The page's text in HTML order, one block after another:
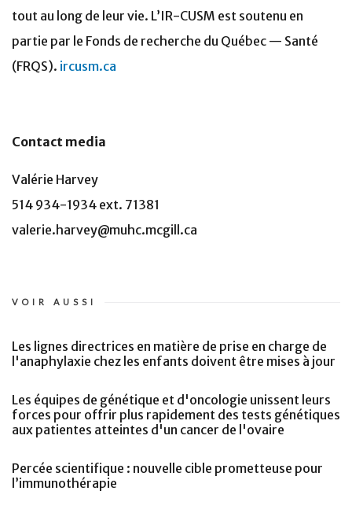
tout au long de leur vie. L’IR-CUSM est soutenu en
partie par le Fonds de recherche du Québec — Santé
(FRQS). ircusm.ca
Contact media
Valérie Harvey
514 934-1934 ext. 71381
valerie.harvey@muhc.mcgill.ca
VOIR AUSSI
Les lignes directrices en matière de prise en charge de
l'anaphylaxie chez les enfants doivent être mises à jour
Les équipes de génétique et d'oncologie unissent leurs
forces pour offrir plus rapidement des tests génétiques
aux patientes atteintes d'un cancer de l'ovaire
Percée scientifique : nouvelle cible prometteuse pour
l’immunothérapie